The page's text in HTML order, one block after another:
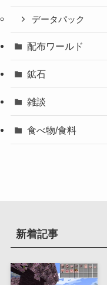
データパック
配布ワールド
鉱石
雑談
食べ物/食料
新着記事